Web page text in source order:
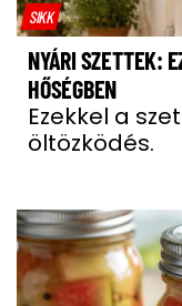
SIKK
NYÁRI SZETTEK:
HŐSÉGBEN
Ezekkel a
öltözködés.